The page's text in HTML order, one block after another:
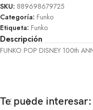
SKU: 889698679725
Categoría: Funko
Etiqueta: Funko
Descripción
FUNKO POP DISNEY 100th
Te puede interesar: